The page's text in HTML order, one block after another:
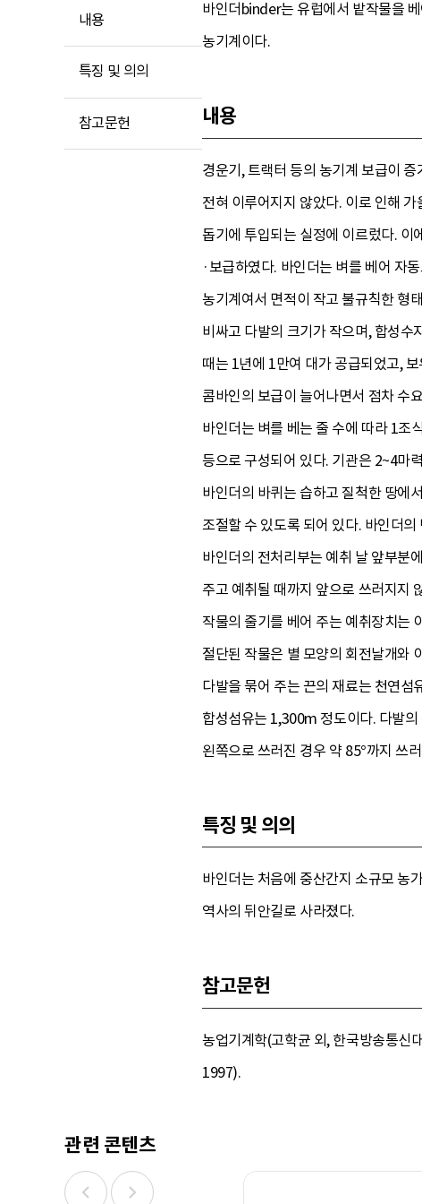
내용
특징 및 의의
참고문헌
바인더binder는 유럽에서 밭작물을
농기계이다.
내용
경운기, 트랙터 등의 농기계 보급이
전혀 이루어지지 않았다. 이로 인해
돕기에 투입되는 실정에 이르렀다. 이
·보급하였다. 바인더는 벼를 베어 자
농기계여서 면적이 작고 불규칙한 형
비싸고 다발의 크기가 작으며, 합성수
때는 1년에 1만여 대가 공급되었고,
콤바인의 보급이 늘어나면서 점차 수
바인더는 벼를 베는 줄 수에 따라 1조
등으로 구성되어 있다. 기관은 2~4마
바인더의 바퀴는 습하고 질척한 땅에
조절할 수 있도록 되어 있다. 바인더
바인더의 전처리부는 예취 날 앞부분
주고 예취될 때까지 앞으로 쓰러지지
작물의 줄기를 베어 주는 예취장치는
절단된 작물은 별 모양의 회전날개와
다발을 묶어 주는 끈의 재료는 천연
합성섬유는 1,300m 정도이다. 다발
왼쪽으로 쓰러진 경우 약 85°까지 쓰
특징 및 의의
바인더는 처음에 중산간지 소규모 농
역사의 뒤안길로 사라졌다.
참고문헌
농업기계학(고학균 외, 한국방송통신
1997).
관련 콘텐츠